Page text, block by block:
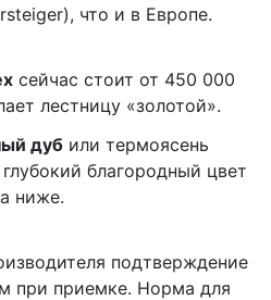
что и в Европе.
сейчас стоит от 450 000
лестницу «золотой».
дубили термоясень
благородный цвет
ниже.
подтверждение
при приемке. Норма для